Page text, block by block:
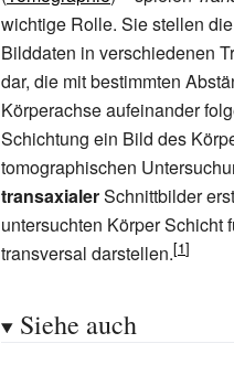
wichtige Rolle. Sie stellen
Bilddaten in verschiedenen
dar, die mit bestimmten
Körperachse aufeinander
Schichtung ein Bild des
tomographischen
transaxialerSchnittbilder
untersuchten Körper Schicht
transversal darstellen.
Siehe auch